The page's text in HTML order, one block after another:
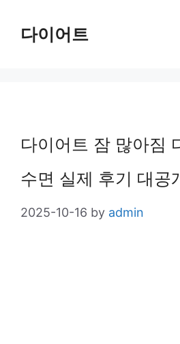
다이어트
다이어트 잠 많아짐
수면 실제 후기 대공
2025-10-16 by admin